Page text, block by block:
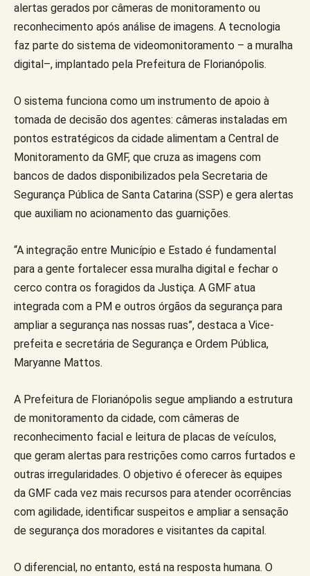
alertas gerados por câmeras de monitoramento ou
reconhecimento após análise de imagens. A tecnologia
faz parte do sistema de videomonitoramento – a muralha
digital–, implantado pela Prefeitura de Florianópolis.
O sistema funciona como um instrumento de apoio à
tomada de decisão dos agentes: câmeras instaladas em
pontos estratégicos da cidade alimentam a Central de
Monitoramento da GMF, que cruza as imagens com
bancos de dados disponibilizados pela Secretaria de
Segurança Pública de Santa Catarina (SSP) e gera alertas
que auxiliam no acionamento das guarnições.
“A integração entre Município e Estado é fundamental
para a gente fortalecer essa muralha digital e fechar o
cerco contra os foragidos da Justiça. A GMF atua
integrada com a PM e outros órgãos da segurança para
ampliar a segurança nas nossas ruas”, destaca a Vice-
prefeita e secretária de Segurança e Ordem Pública,
Maryanne Mattos.
A Prefeitura de Florianópolis segue ampliando a estrutura
de monitoramento da cidade, com câmeras de
reconhecimento facial e leitura de placas de veículos,
que geram alertas para restrições como carros furtados e
outras irregularidades. O objetivo é oferecer às equipes
da GMF cada vez mais recursos para atender ocorrências
com agilidade, identificar suspeitos e ampliar a sensação
de segurança dos moradores e visitantes da capital.
O diferencial, no entanto, está na resposta humana. O